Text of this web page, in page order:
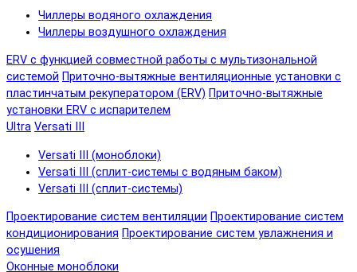
Чиллеры водяного охлаждения
Чиллеры воздушного охлаждения
ERV с функцией совместной работы с мультизональной
системой Приточно-вытяжные вентиляционные установки с
пластинчатым рекуператором (ERV) Приточно-вытяжные
установки ERV с испарителем
Ultra Versati III
Versati III (моноблоки)
Versati III (сплит-системы с водяным баком)
Versati III (сплит-системы)
Проектирование систем вентиляции Проектирование систем
кондиционирования Проектирование систем увлажнения и
осушения
Оконные моноблоки